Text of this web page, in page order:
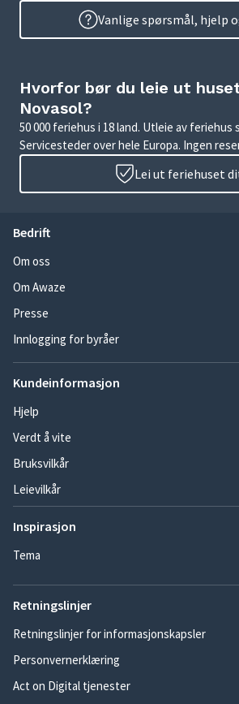
Vanlige spørsmål, hjelp
Hvorfor bør du leie ut
Novasol?
50 000 feriehus i 18 land. Utleie av feriehus
Servicesteder over hele Europa. Ingen
Lei ut feriehuset
Bedrift
Om oss
Om Awaze
Presse
Innlogging for byråer
Kundeinformasjon
Hjelp
Verdt å vite
Bruksvilkår
Leievilkår
Inspirasjon
Tema
Retningslinjer
Retningslinjer for informasjonskapsler
Personvernerklæring
Act on Digital tjenester